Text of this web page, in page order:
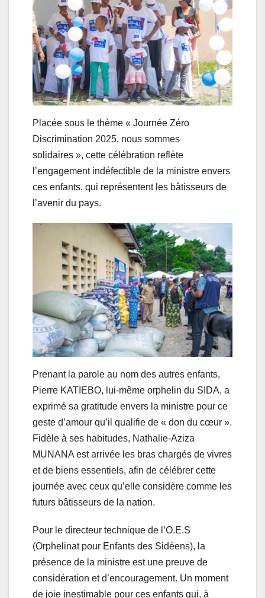
Placée sous le thème « Journée Zéro
Discrimination 2025, nous sommes
solidaires », cette célébration reflète
l’engagement indéfectible de la ministre envers
ces enfants, qui représentent les bâtisseurs de
l’avenir du pays.
Prenant la parole au nom des autres enfants,
Pierre KATIEBO, lui-même orphelin du SIDA, a
exprimé sa gratitude envers la ministre pour ce
geste d’amour qu’il qualifie de « don du cœur ».
Fidèle à ses habitudes, Nathalie-Aziza
MUNANA est arrivée les bras chargés de vivres
et de biens essentiels, afin de célébrer cette
journée avec ceux qu’elle considère comme les
futurs bâtisseurs de la nation.
Pour le directeur technique de l’O.E.S
(Orphelinat pour Enfants des Sidéens), la
présence de la ministre est une preuve de
considération et d’encouragement. Un moment
de joie inestimable pour ces enfants qui, à